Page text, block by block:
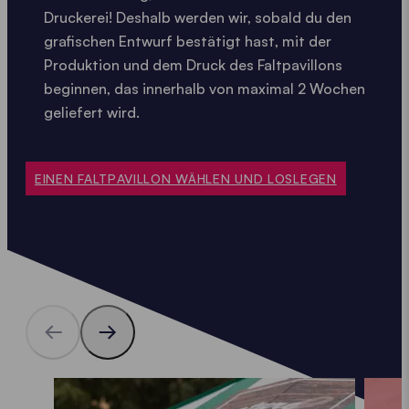
Druckerei! Deshalb werden wir, sobald du den
grafischen Entwurf bestätigt hast, mit der
Produktion und dem Druck des Faltpavillons
beginnen, das innerhalb von maximal 2 Wochen
geliefert wird.
EINEN FALTPAVILLON WÄHLEN UND LOSLEGEN